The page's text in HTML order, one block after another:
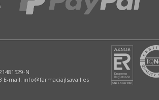
N
E-mail: info@farmaciajlsavall.es